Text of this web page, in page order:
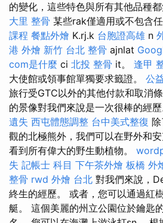
的變化，這些特色與所有其他品種都
大里 整骨 某些rak僅適用或不包含
課程 餐點外燴 K.rj.k 台胞證高雄 n
港 外燴 新竹 台北 整骨 ajnlat
com是什麼 ci 北投 整骨 it。 逢甲
大使館或領事館單獨要求籤證。 公
旅行受GTC以外的其他付款和取消
的景像對我們來說是一次很棒的經歷
遺失 西屯體態調整 台中美式整復
觀的北極熊外，我們可以在野外和
看到所有偉大的野生動植物。
失 記帳士 科目 下午茶外燴 板橋 外
整骨 rwd 外燴 台北 對我們來說，
終生的經歷。 或者，您可以通過紅
艇。 這個美麗的州立公園位於鑰匙